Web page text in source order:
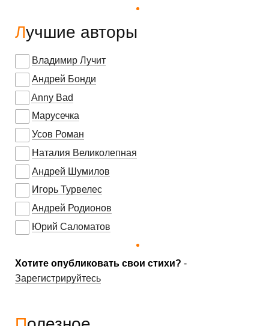
Лучшие авторы
Владимир Лучит
Андрей Бонди
Anny Bad
Марусечка
Усов Роман
Наталия Великолепная
Андрей Шумилов
Игорь Турвелес
Андрей Родионов
Юрий Саломатов
Хотите опубликовать свои стихи? -
Зарегистрируйтесь